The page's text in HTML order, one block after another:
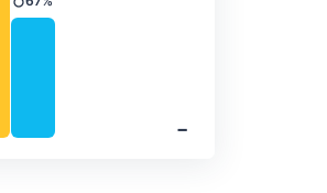
‐
Precipitación